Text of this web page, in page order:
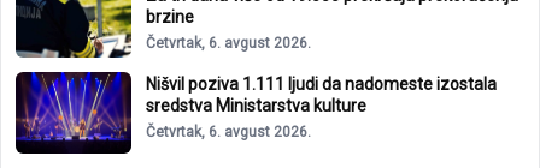
brzine
Četvrtak, 6. avgust 2026.
Nišvil poziva 1.111 ljudi da nadomeste izostala
sredstva Ministarstva kulture
Četvrtak, 6. avgust 2026.